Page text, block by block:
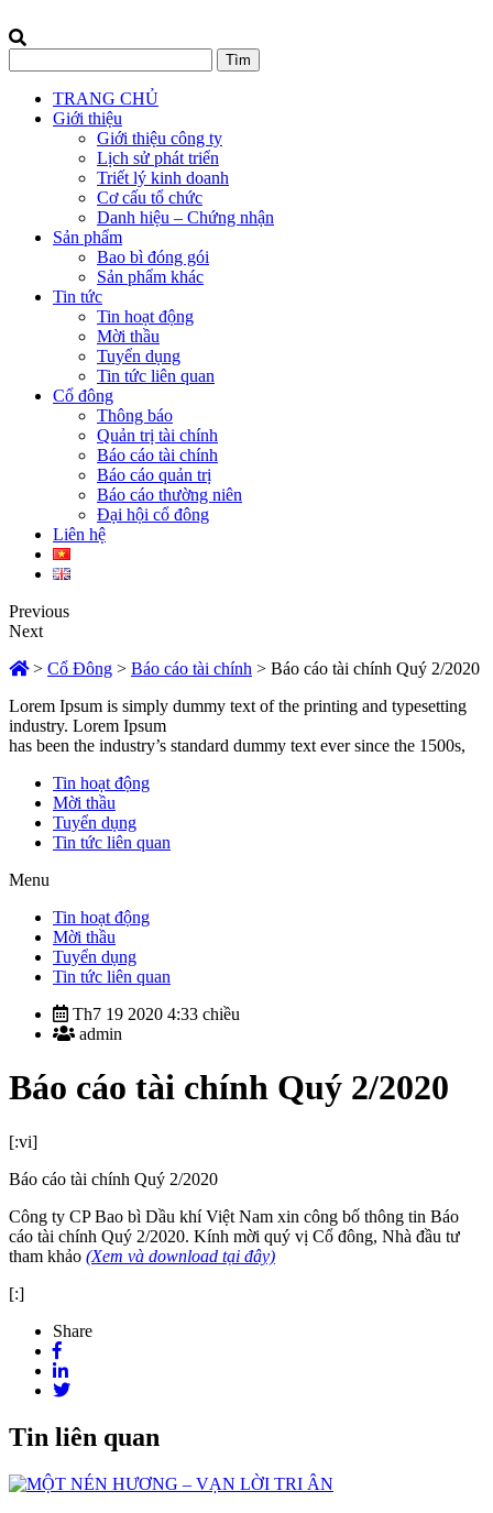
TRANG CHỦ
Giới thiệu
Giới thiệu công ty
Lịch sử phát triển
Triết lý kinh doanh
Cơ cấu tổ chức
Danh hiệu – Chứng nhận
Sản phẩm
Bao bì đóng gói
Sản phẩm khác
Tin tức
Tin hoạt động
Mời thầu
Tuyển dụng
Tin tức liên quan
Cổ đông
Thông báo
Quản trị tài chính
Báo cáo tài chính
Báo cáo quản trị
Báo cáo thường niên
Đại hội cổ đông
Liên hệ
Previous
Next
> Cổ Đông > Báo cáo tài chính > Báo cáo tài chính Quý 2/2020
Lorem Ipsum is simply dummy text of the printing and typesetting
industry. Lorem Ipsum
has been the industry’s standard dummy text ever since the 1500s,
Tin hoạt động
Mời thầu
Tuyển dụng
Tin tức liên quan
Menu
Tin hoạt động
Mời thầu
Tuyển dụng
Tin tức liên quan
Th7 19 2020 4:33 chiều
admin
Báo cáo tài chính Quý 2/2020
[:vi]
Báo cáo tài chính Quý 2/2020
Công ty CP Bao bì Dầu khí Việt Nam xin công bố thông tin Báo
cáo tài chính Quý 2/2020. Kính mời quý vị Cổ đông, Nhà đầu tư
tham khảo (Xem và download tại đây)
[:]
Share
Tin liên quan